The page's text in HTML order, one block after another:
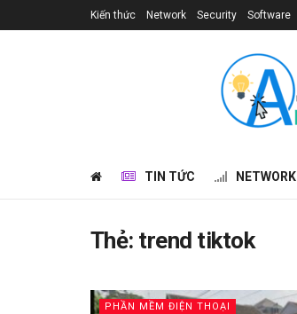
Kiến thức Network Security Software
TIN TỨC NETWORK
Thẻ: trend tiktok
PHẦN MỀM ĐIỆN THOẠI